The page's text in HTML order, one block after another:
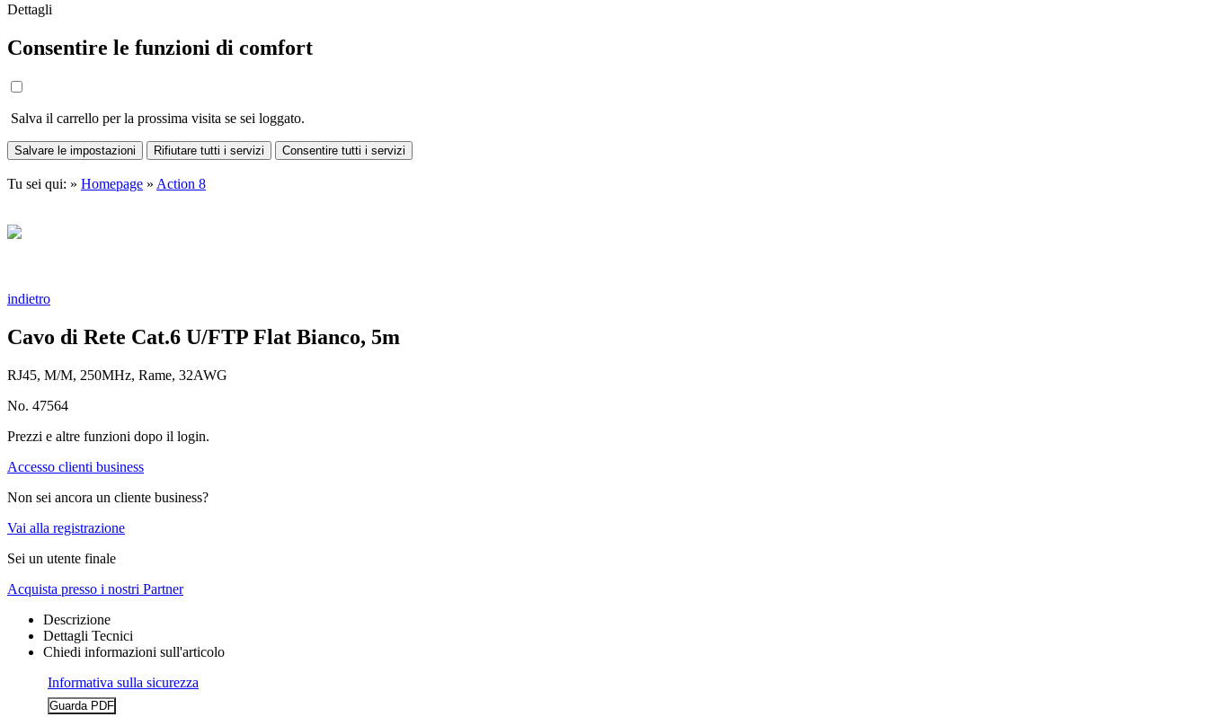
Dettagli
Consentire le funzioni di comfort
Salva il carrello per la prossima visita se sei loggato.
Salvare le impostazioni Rifiutare tutti i servizi Consentire tutti i servizi
Tu sei qui: » Homepage » Action 8
indietro
Cavo di Rete Cat.6 U/FTP Flat Bianco, 5m
RJ45, M/M, 250MHz, Rame, 32AWG
No. 47564
Prezzi e altre funzioni dopo il login.
Accesso clienti business
Non sei ancora un cliente business?
Vai alla registrazione
Sei un utente finale
Acquista presso i nostri Partner
Descrizione
Dettagli Tecnici
Chiedi informazioni sull'articolo
Informativa sulla sicurezza